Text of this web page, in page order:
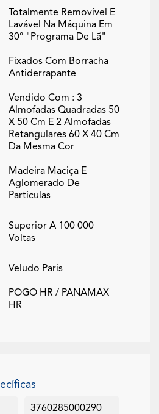
Totalmente Removível E
Lavável Na Máquina Em
30° "programa De Lã"
Fixados Com Borracha
Antiderrapante
Vendido Com : 3
Almofadas Quadradas 50
X 50 Cm E 2 Almofadas
Retangulares 60 X 40 Cm
Da Mesma Cor
Madeira Maciça E
Aglomerado De
Partículas
Superior A 100 000
Voltas
Veludo Paris
POGO HR / PANAMAX
HR
3760285000290